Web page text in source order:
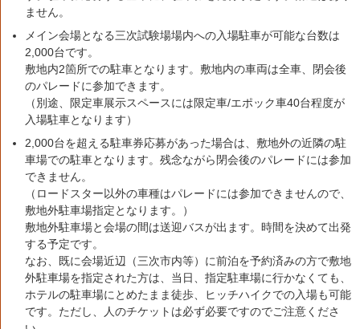
ません。
メイン会場となる三次試験場場内への入場駐車が可能な台数は
2,000台です。
敷地内2箇所での駐車となります。敷地内の車両は全車、閉会後
のパレードに参加できます。
（別途、限定車展示スペースには限定車/エポック車40台程度が
入場駐車となります）
2,000台を超える駐車券応募があった場合は、敷地外の近隣の駐
車場での駐車となります。残念ながら閉会後のパレードには参加
できません。
（ロードスター以外の車種はパレードには参加できませんので、
敷地外駐車場指定となります。）
敷地外駐車場と会場の間は送迎バスが出ます。時間を決めて出発
する予定です。
なお、既に会場近辺（三次市内等）に前泊を予約済みの方で敷地
外駐車場を指定された方は、当日、指定駐車場に行かなくても、
ホテルの駐車場にとめたまま徒歩、ヒッチハイクでの入場も可能
です。ただし、人のチケットは必ず必要ですのでご注意くださ